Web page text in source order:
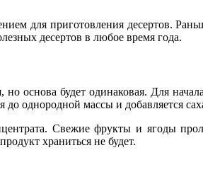
для приготовления десертов.
десертов в любое время года.
основа будет одинаковая. Для
однородной массы и добавляется
Свежие фрукты и ягоды
храниться не будет.